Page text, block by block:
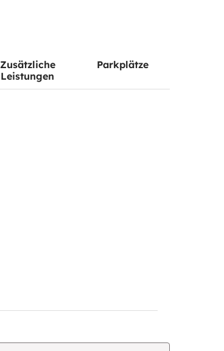
Zusätzliche
Leistungen
Parkplätze